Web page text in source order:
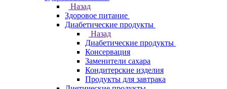
Назад
Здоровое питание
Диабетические продукты
Назад
Диабетические продукты
Консервация
Заменители сахара
Кондитерские изделия
Продукты для завтрака